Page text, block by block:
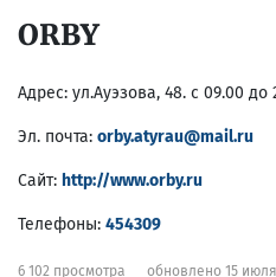
ORBY
Адрес: ул.Ауэзова, 48. с 09.00 до
Эл. почта: orby.atyrau@mail.ru
Сайт: http://www.orby.ru
Телефоны: 454309
6 102 просмотра обновлено 15